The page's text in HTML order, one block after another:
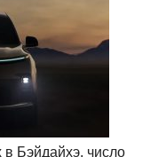
в Бэйдайхэ, число